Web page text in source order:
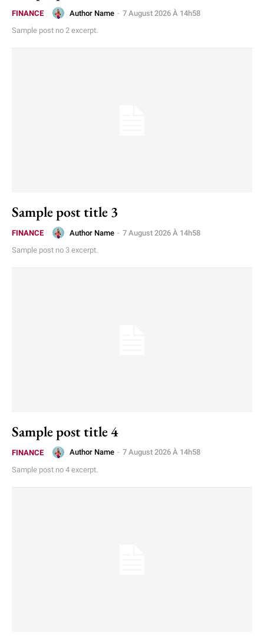
FINANCE Author Name - 7 August 2026 À 14h58
Sample post no 2 excerpt.
Sample post title 3
FINANCE Author Name - 7 August 2026 À 14h58
Sample post no 3 excerpt.
Sample post title 4
FINANCE Author Name - 7 August 2026 À 14h58
Sample post no 4 excerpt.